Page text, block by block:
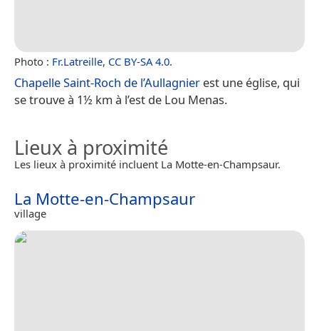
Photo : Fr.Latreille, CC BY-SA 4.0.
Chapelle Saint-Roch de l’Aullagnier est une église, qui
se trouve à 1½ km à l’est de Lou Menas.
Lieux à proximité
Les lieux à proximité incluent La Motte-en-Champsaur.
La Motte-en-Champsaur
village